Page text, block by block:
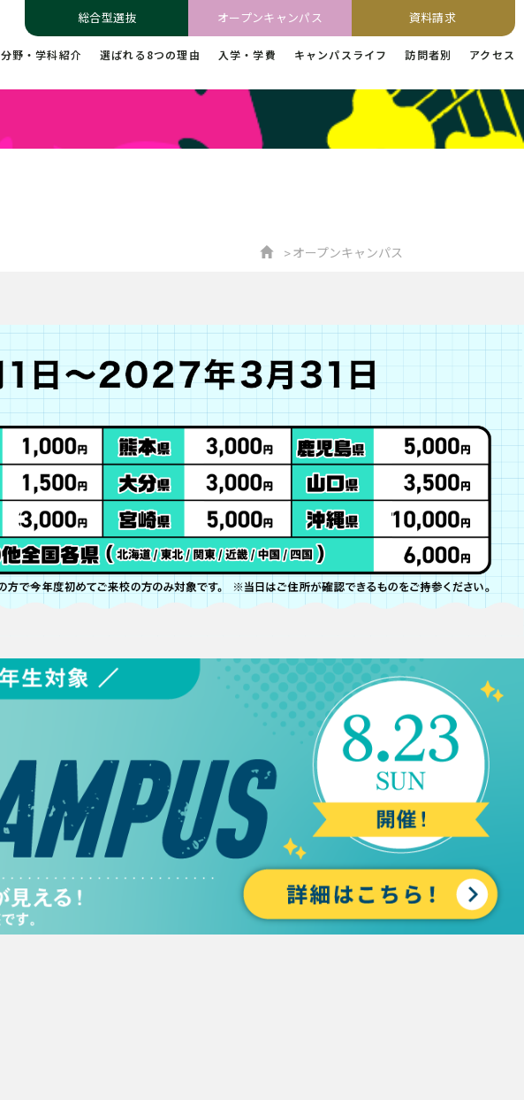
総合型選抜 オープンキャンパス 資料請求
分野・学科紹介 選ばれる8つの理由 入学・学費 キャンパスライフ 訪問者別 アクセス
オープンキャンパス